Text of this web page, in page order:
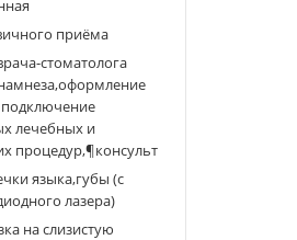
приёма
стоматолога
лечебных и
процедур,¶консульт
языка,губы (с
лазера)
на слизистую